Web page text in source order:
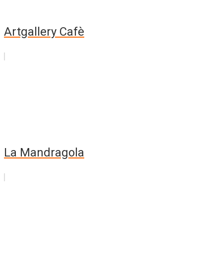
Artgallery Cafè
La Mandragola